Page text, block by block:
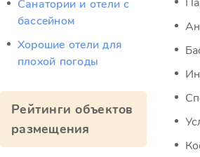
Санатории и отели с
бассейном
Хорошие отели для
плохой погоды
Рейтинги объектов
размещения